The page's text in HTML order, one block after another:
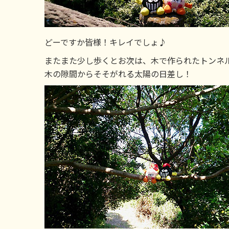
どーですか皆様！キレイでしょ♪
またまた少し歩くとお次は、木で作られたトン
木の隙間からそそがれる太陽の日差し！